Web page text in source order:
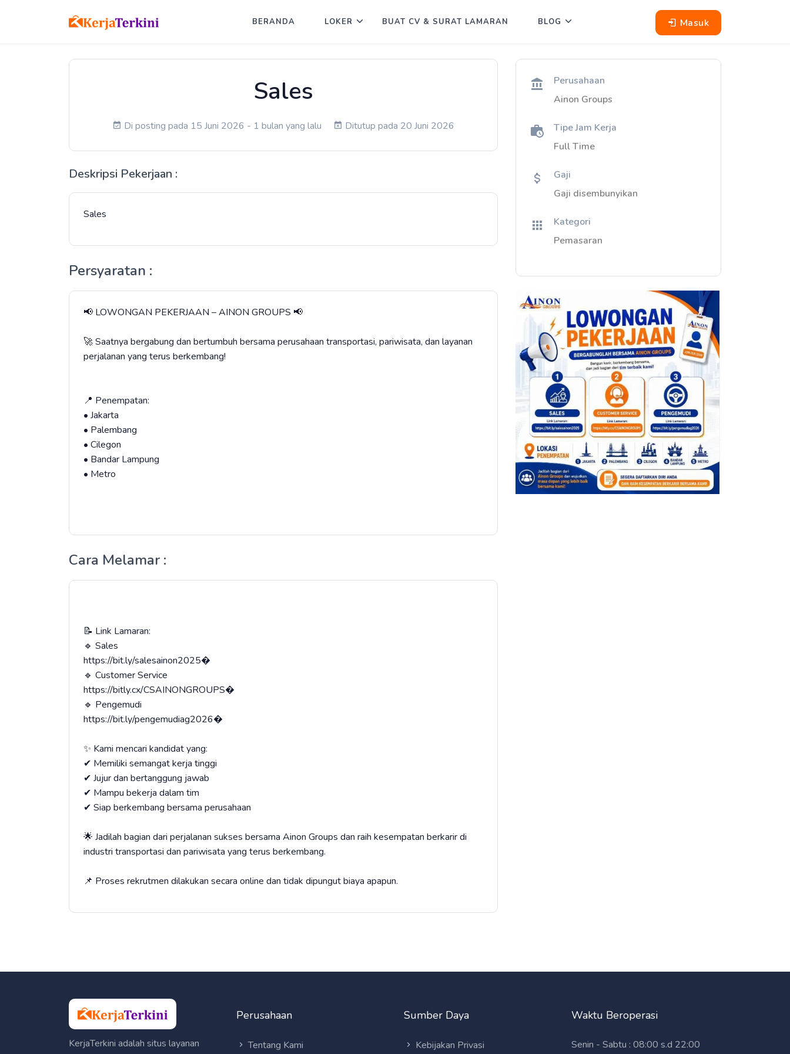
Masuk
BERANDA LOKER BUAT CV & SURAT LAMARAN BLOG
Sales
Di posting pada 15 Juni 2026 - 1 bulan yang lalu Ditutup pada 20 Juni 2026
Deskripsi Pekerjaan :
Sales
Persyaratan :
📢 LOWONGAN PEKERJAAN – AINON GROUPS 📢
🚀 Saatnya bergabung dan bertumbuh bersama perusahaan transportasi, pariwisata, dan layanan
perjalanan yang terus berkembang!
📍 Penempatan:
• Jakarta
• Palembang
• Cilegon
• Bandar Lampung
• Metro
Cara Melamar :
📝 Link Lamaran:
🔹 Sales
https://bit.ly/salesainon2025⁠�
🔹 Customer Service
https://bitly.cx/CSAINONGROUPS⁠�
🔹 Pengemudi
https://bit.ly/pengemudiag2026⁠�
✨ Kami mencari kandidat yang:
✔ Memiliki semangat kerja tinggi
✔ Jujur dan bertanggung jawab
✔ Mampu bekerja dalam tim
✔ Siap berkembang bersama perusahaan
🌟 Jadilah bagian dari perjalanan sukses bersama Ainon Groups dan raih kesempatan berkarir di
industri transportasi dan pariwisata yang terus berkembang.
📌 Proses rekrutmen dilakukan secara online dan tidak dipungut biaya apapun.
Perusahaan
Ainon Groups
Tipe Jam Kerja
Full Time
Gaji
Gaji disembunyikan
Kategori
Pemasaran
KerjaTerkini adalah situs layanan
Perusahaan
Tentang Kami
Sumber Daya
Kebijakan Privasi
Waktu Beroperasi
Senin - Sabtu : 08:00 s.d 22:00